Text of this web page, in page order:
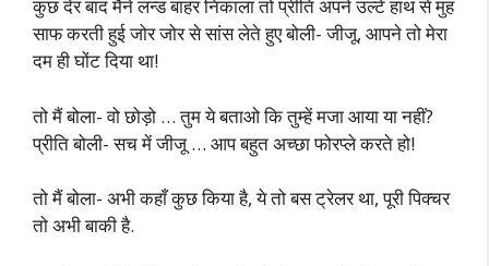
कुछ देर बाद मैंने लन्ड बाहर निकाला तो प्रीति अपने उल्टे हाथ से मुंह
साफ करती हुई जोर जोर से सांस लेते हुए बोली- जीजू, आपने तो मेरा
दम ही घोंट दिया था!
तो मैं बोला- वो छोड़ो … तुम ये बताओ कि तुम्हें मजा आया या नहीं?
प्रीति बोली- सच में जीजू … आप बहुत अच्छा फोरप्ले करते हो!
तो मैं बोला- अभी कहाँ कुछ किया है, ये तो बस ट्रेलर था, पूरी पिक्चर
तो अभी बाकी है.